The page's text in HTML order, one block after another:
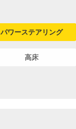
パワーステアリング
高床